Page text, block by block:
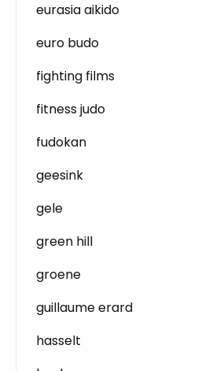
eurasia aikido
euro budo
fighting films
fitness judo
fudokan
geesink
gele
green hill
groene
guillaume erard
hasselt